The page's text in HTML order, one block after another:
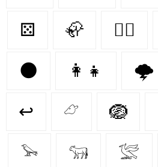
⚄ 🦣 🐕‍🦺
🌑 👩‍👧 🌩️
↩ 𓃿 🪺
𓅩 𓃔 𓅛